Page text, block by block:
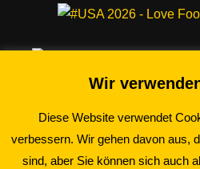
Wir
Diese Website verwendet
verbessern. Wir gehen davon aus,
sind, aber Sie können sich auch